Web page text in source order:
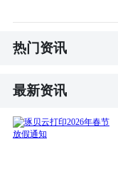
热门资讯
最新资讯